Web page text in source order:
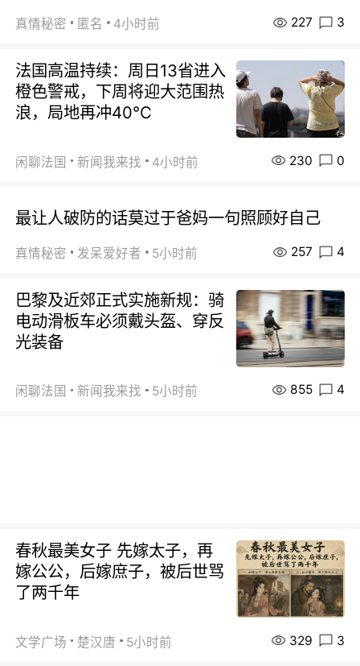
真情秘密 匿名 4小时前 227 3
法国高温持续：周日13省进入
橙色警戒，下周将迎大范围热
浪，局地再冲40℃
闲聊法国 新闻我来找 4小时前 230 0
最让人破防的话莫过于爸妈一句照顾好自己
真情秘密 发呆爱好者 5小时前 257 4
巴黎及近郊正式实施新规：骑
电动滑板车必须戴头盔、穿反
光装备
闲聊法国 新闻我来找 5小时前 855 4
春秋最美女子 先嫁太子，再
嫁公公，后嫁庶子，被后世骂
了两千年
文学广场 楚汉唐 5小时前 329 3